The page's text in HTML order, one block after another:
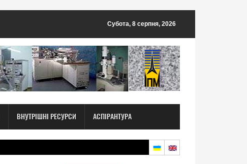
Субота, 8 серпня, 2026
ВНУТРІШНІ РЕСУРСИ АСПІРАНТУРА